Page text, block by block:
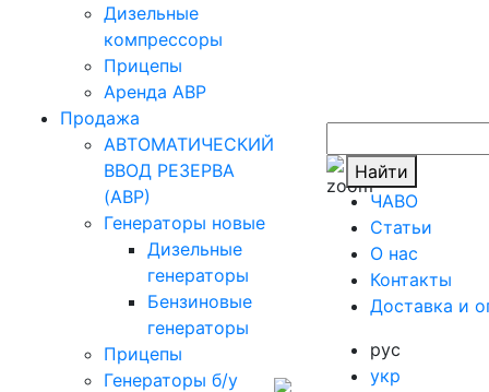
Дизельные
компрессоры
Прицепы
Аренда АВР
Продажа
АВТОМАТИЧЕСКИЙ
ВВОД РЕЗЕРВА
(АВР)
Генераторы новые
Дизельные
генераторы
Бензиновые
генераторы
Прицепы
Генераторы б/у
Найти
ЧАВО
Cтатьи
O нас
Контакты
Доставка и
рус
укр